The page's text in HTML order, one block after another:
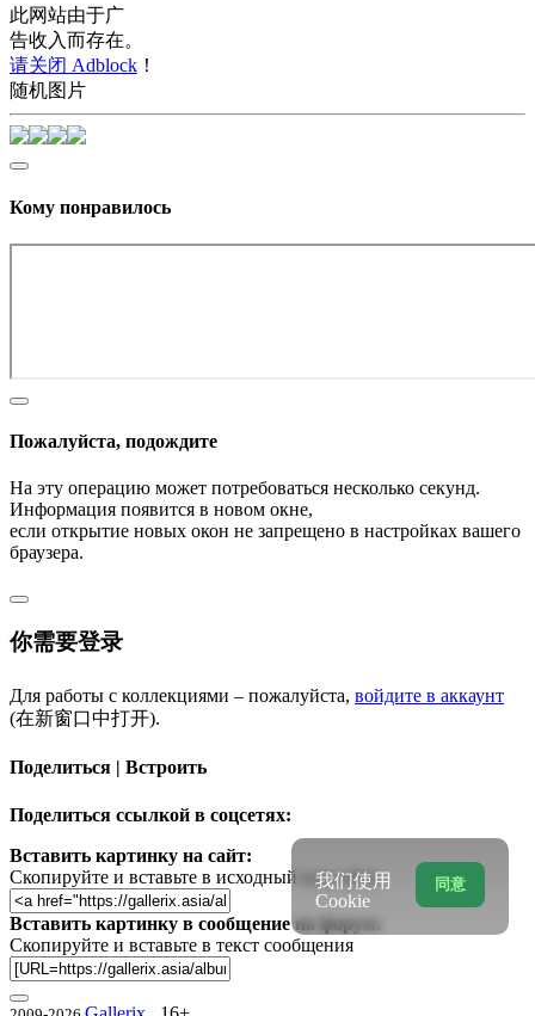
此网站由于广
告收入而存在。
请关闭 Adblock ！
随机图片
Кому понравилось
Пожалуйста, подождите
На эту операцию может потребоваться несколько секунд.
Информация появится в новом окне,
если открытие новых окон не запрещено в настройках вашего
браузера.
你需要登录
Для работы с коллекциями – пожалуйста, войдите в аккаунт
(在新窗口中打开).
Поделиться | Встроить
Поделиться ссылкой в соцсетях:
Вставить картинку на сайт:
Скопируйте и вставьте в исходный код сайта
Вставить картинку в сообщение на форум:
Скопируйте и вставьте в текст сообщения
同意
我们使用
Cookie